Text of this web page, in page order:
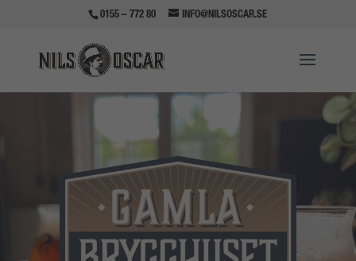
0155 – 772 80 INFO@NILSOSCAR.SE